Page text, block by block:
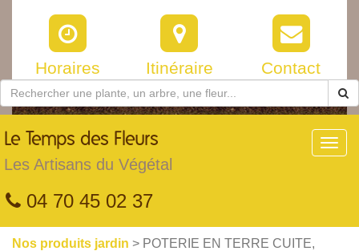
Horaires Itinéraire Contact
Le Temps des Fleurs
Les Artisans du Végétal
04 70 45 02 37
Nos produits jardin > POTERIE EN TERRE CUITE,